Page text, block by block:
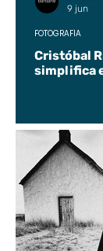
Cristóbal
simplifica
FOTOGRAFÍA
9 jun